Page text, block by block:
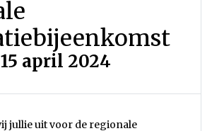
april 2024
jullie uit voor de regionale